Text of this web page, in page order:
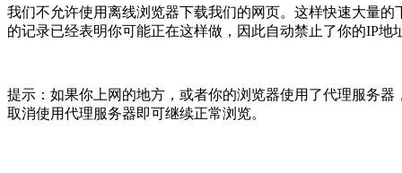
我们不允许使用离线浏览器下载我们的网页。这样快速大量
的记录已经表明你可能正在这样做，因此自动禁止了你的IP
提示：如果你上网的地方，或者你的浏览器使用了代理服务
取消使用代理服务器即可继续正常浏览。